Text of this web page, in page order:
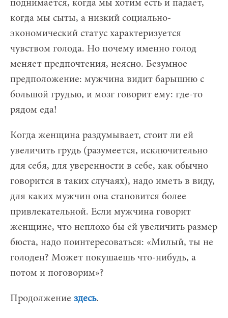
поднимается, когда мы хотим есть и падает,
когда мы сыты, а низкий социально-
экономический статус характеризуется
чувством голода. Но почему именно голод
меняет предпочтения, неясно. Безумное
предположение: мужчина видит барышню с
большой грудью, и мозг говорит ему: где-то
рядом еда!
Когда женщина раздумывает, стоит ли ей
увеличить грудь (разумеется, исключительно
для себя, для уверенности в себе, как обычно
говорится в таких случаях), надо иметь в виду,
для каких мужчин она становится более
привлекательной. Если мужчина говорит
женщине, что неплохо бы ей увеличить размер
бюста, надо поинтересоваться: «Милый, ты не
голоден? Может покушаешь что-нибудь, а
потом и поговорим»?
Продолжение здесь.